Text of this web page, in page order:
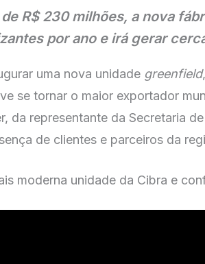
R$ 230 milhões, a nova
por ano e irá gerar
uma nova unidade greenfield
se tornar o maior exportador
da representante da Secretaria
de clientes e parceiros da
moderna unidade da Cibra e